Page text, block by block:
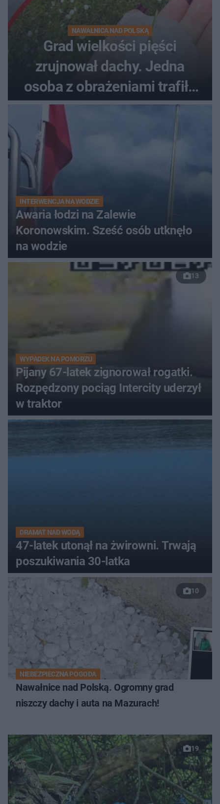
NAWAŁNICA NAD POLSKĄ
Grad wielkości pięści
zrujnował dachy. Jedna
osoba z obrażeniami trafiła
do szpitala
INTERWENCJA NA WODZIE
Awaria łodzi na Zalewie
Koronowskim. Sześć osób utknęło
na wodzie
13
WYPADEK NA POMORZU
Pijany 67-latek zignorował rogatki.
Rozpędzony pociąg Intercity uderzył
w traktor
DRAMAT NAD WODĄ
47-latek utonął na żwirowni. Trwają
poszukiwania 30-latka
10
NIEBEZPIECZNA POGODA
Nawałnice nad Polską. Ogromny grad
niszczy dachy i auta na Mazurach!
19